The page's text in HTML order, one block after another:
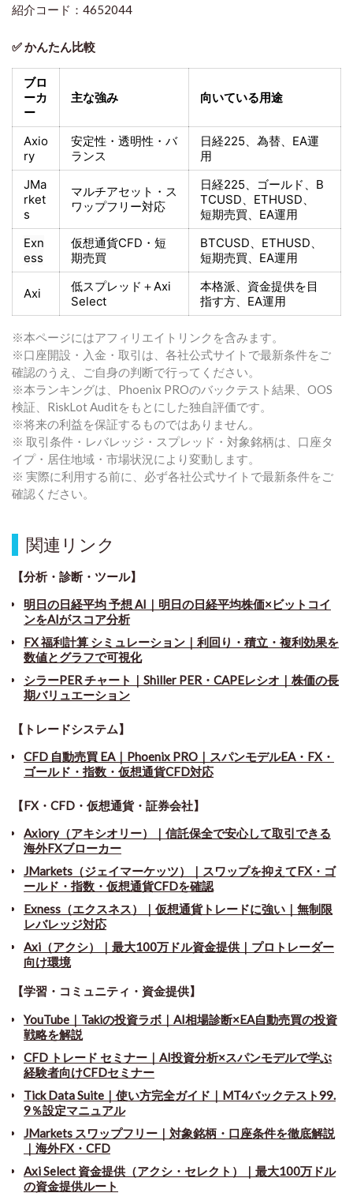
紹介コード：4652044
✅ かんたん比較
ブロ
ーカ
ー
主な強み 向いている用途
Axio
ry
安定性・透明性・バ
ランス
日経225、為替、EA運
用
JMa
rket
s
マルチアセット・ス
ワップフリー対応
日経225、ゴールド、 B
TCUSD、ETHUSD、
短期売買、EA運用
Exn
ess
仮想通貨CFD・短
期売買
BTCUSD、ETHUSD、
短期売買、EA運用
Axi 低スプレッド＋Axi
Select
本格派、資金提供を目
指す方、EA運用
※本ページにはアフィリエイトリンクを含みます。
※口座開設・入金・取引は、各社公式サイトで最新条件をご
確認のうえ、ご自身の判断で行ってください。
※本ランキングは、Phoenix PROのバックテスト結果、OOS
検証、RiskLot Auditをもとにした独自評価です。
※将来の利益を保証するものではありません。
※ 取引条件・レバレッジ・スプレッド・対象銘柄は、口座タ
イプ・居住地域・市場状況により変動します。
※ 実際に利用する前に、必ず各社公式サイトで最新条件をご
確認ください。
関連リンク
【分析・診断・ツール】
明日の日経平均 予想 AI｜明日の日経平均株価×ビットコイ
ンをAIがスコア分析
FX 福利計算 シミュレーション｜利回り・積立・複利効果を
数値とグラフで可視化
シラーPER チャート ｜ Shiller PER・CAPEレシオ｜株価の長
期バリュエーション
【トレードシステム】
CFD 自動売買 EA｜Phoenix PRO｜スパンモデルEA・FX・
ゴールド・指数・仮想通貨CFD対応
【FX・CFD・仮想通貨・証券会社】
Axiory（アキシオリー）｜信託保全で安心して取引できる
海外FXブローカー
JMarkets（ジェイマーケッツ）｜スワップを抑えてFX・ゴ
ールド・指数・仮想通貨CFDを確認
Exness（エクスネス）｜仮想通貨トレードに強い｜無制限
レバレッジ対応
Axi（アクシ）｜最大100万ドル資金提供｜プロトレーダー
向け環境
【学習・コミュニティ・資金提供】
YouTube｜Takiの投資ラボ｜AI相場診断×EA自動売買の投資
戦略を解説
CFD トレード セミナー ｜ AI投資分析×スパンモデルで学ぶ
経験者向けCFDセミナー
Tick Data Suite ｜ 使い方完全ガイド｜MT4バックテスト99.
9％設定マニュアル
JMarkets スワップフリー ｜ 対象銘柄・口座条件を徹底解説
｜海外FX・CFD
Axi Select 資金提供（アクシ・セレクト）｜最大100万ドル
の資金提供ルート